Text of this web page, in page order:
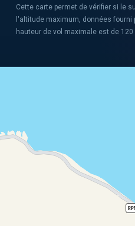
Cette carte permet de vérifier si le
l'altitude maximum, données fourni
hauteur de vol maximale est de